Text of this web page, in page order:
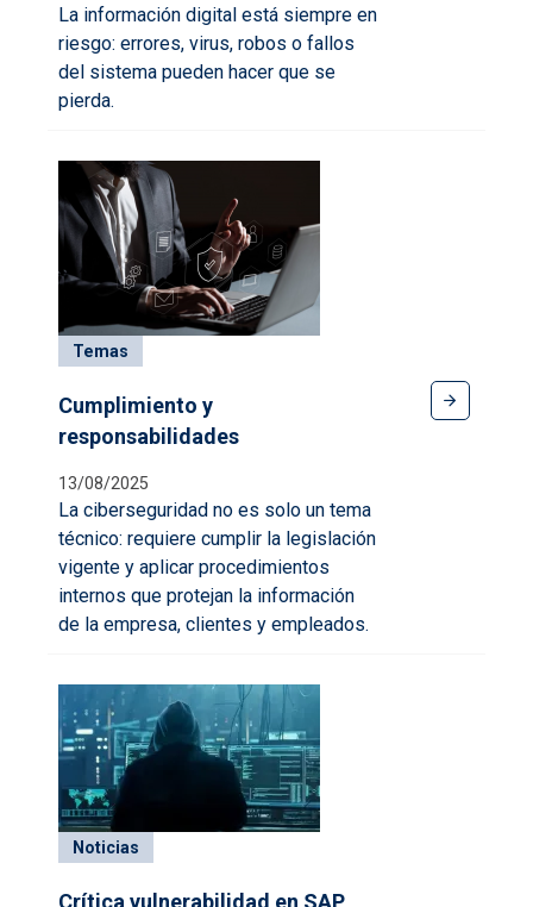
La información digital está siempre en
riesgo: errores, virus, robos o fallos
del sistema pueden hacer que se
pierda.
Temas
Cumplimiento y
responsabilidades
13/08/2025
La ciberseguridad no es solo un tema
técnico: requiere cumplir la legislación
vigente y aplicar procedimientos
internos que protejan la información
de la empresa, clientes y empleados.
Noticias